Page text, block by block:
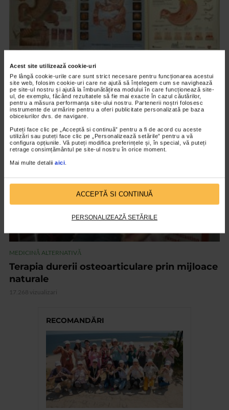
Acest site utilizează cookie-uri
Pe lângă cookie-urile care sunt strict necesare pentru funcționarea acestui
site web, folosim cookie-uri care ne ajută să înțelegem cum se navighează
pe site-ul nostru și ajută la îmbunătățirea modului în care funcționează site-
ul, de exemplu, făcând rezultatele să fie mai exacte în cazul căutărilor,
pentru a măsura performanța site-ului nostru. Partenerii noștri folosesc
instrumente de urmărire pentru a oferi publicitate personalizată pe baza
obiceiurilor dvs. de navigare.
Puteți face clic pe „Acceptă si continuă” pentru a fi de acord cu aceste
utilizări sau puteți face clic pe „Personalizează setările” pentru a vă
configura opțiunile. Vă puteți modifica preferințele și, în special, vă puteți
retrage consimțământul pe site-ul nostru în orice moment.
Mai multe detalii aici.
ACCEPTĂ SI CONTINUĂ
PERSONALIZEAZĂ SETĂRILE
MEDICINĂ ALTERNATIVĂ
Cauzele psihoemotionale ale bolilor
18.968 vizualizari
VIDEO
MEDICINĂ ALTERNATIVĂ
Terapia durerii osteoarticulare prin mijloace
naturale
17.268 vizualizari
RECOMANDĂRI